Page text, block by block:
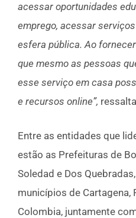
acessar oportunidades
emprego, acessar
esfera pública. Ao
que mesmo as pessoas
esse serviço em casa
e recursos online”,
Entre as entidades que
estão as Prefeituras de
Soledad e Dos
municípios de Cartagena,
Colombia, juntamente